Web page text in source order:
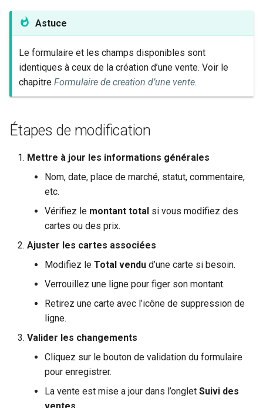
Astuce
Le formulaire et les champs disponibles sont
identiques à ceux de la création d’une vente. Voir le
chapitre Formulaire de creation d’une vente.
Étapes de modification
Mettre à jour les informations générales
Nom, date, place de marché, statut, commentaire,
etc.
Vérifiez le montant total si vous modifiez des
cartes ou des prix.
Ajuster les cartes associées
Modifiez le Total vendu d’une carte si besoin.
Verrouillez une ligne pour figer son montant.
Retirez une carte avec l’icône de suppression de
ligne.
Valider les changements
Cliquez sur le bouton de validation du formulaire
pour enregistrer.
La vente est mise a jour dans l’onglet Suivi des
ventes.